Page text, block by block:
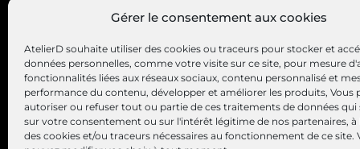
Gérer le consentement aux cookies
AtelierD souhaite utiliser des cookies ou traceurs pour stocker et
données personnelles, comme votre visite sur ce site, pour mesure
fonctionnalités liées aux réseaux sociaux, contenu personnalisé et
performance du contenu, développer et améliorer les produits, Vous
autoriser ou refuser tout ou partie de ces traitements de données qui
sur votre consentement ou sur l'intérêt légitime de nos partenaires, à
des cookies et/ou traceurs nécessaires au fonctionnement de ce site.
Alternateurs – Démarreurs
AtelierD
88200
03 29 22 34